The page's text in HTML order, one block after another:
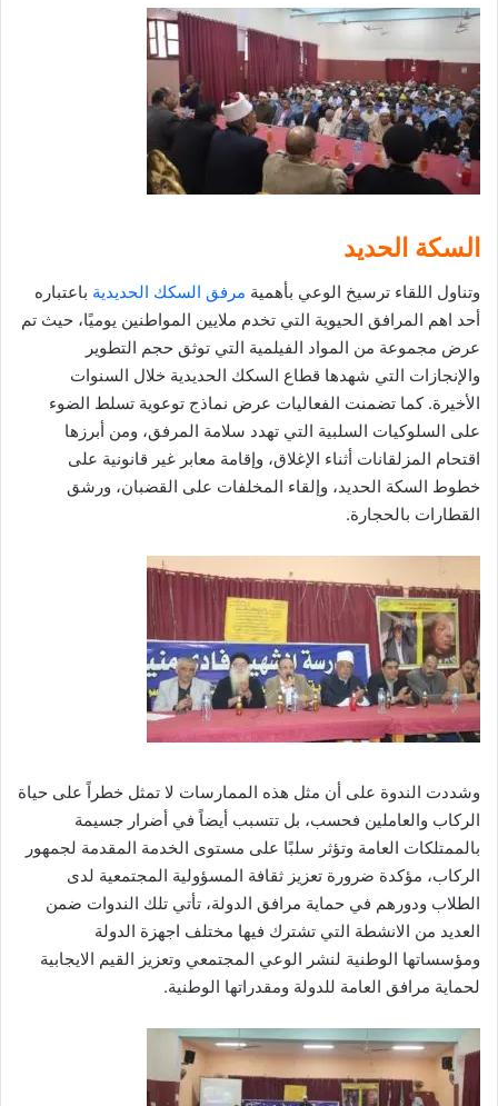
السكة الحديد
وتناول اللقاء ترسيخ الوعي بأهمية مرفق السكك الحديدية باعتباره
أحد اهم المرافق الحيوية التي تخدم ملايين المواطنين يوميًا، حيث تم
عرض مجموعة من المواد الفيلمية التي توثق حجم التطوير
والإنجازات التي شهدها قطاع السكك الحديدية خلال السنوات
الأخيرة. كما تضمنت الفعاليات عرض نماذج توعوية تسلط الضوء
على السلوكيات السلبية التي تهدد سلامة المرفق، ومن أبرزها
اقتحام المزلقانات أثناء الإغلاق، وإقامة معابر غير قانونية على
خطوط السكة الحديد، وإلقاء المخلفات على القضبان، ورشق
القطارات بالحجارة.
وشددت الندوة على أن مثل هذه الممارسات لا تمثل خطراً على حياة
الركاب والعاملين فحسب، بل تتسبب أيضاً في أضرار جسيمة
بالممتلكات العامة وتؤثر سلبًا على مستوى الخدمة المقدمة لجمهور
الركاب، مؤكدة ضرورة تعزيز ثقافة المسؤولية المجتمعية لدى
الطلاب ودورهم في حماية مرافق الدولة، تأتي تلك الندوات ضمن
العديد من الانشطة التي تشترك فيها مختلف اجهزة الدولة
ومؤسساتها الوطنية لنشر الوعي المجتمعي وتعزيز القيم الايجابية
لحماية مرافق العامة للدولة ومقدراتها الوطنية.